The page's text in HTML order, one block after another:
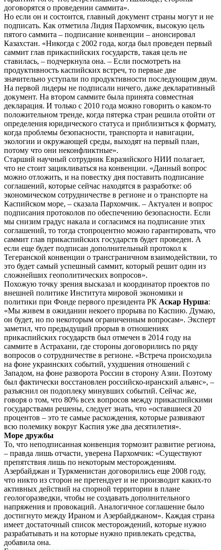
договорятся о проведении саммита».
Но если он и состоится, главный документ страны могут и не
подписать. Как отметила Лидия Пархомчик, высокую цель
пятого саммита – подписание конвенции – анонсировал
Казахстан. «Никогда с 2002 года, когда был проведен первый
саммит глав прикаспийских государств, такая цель не
ставилась, – подчеркнула она. – Если посмотреть на
продуктивность каспийских встреч, то первые две
значительно уступали по продуктивности последующим двум.
На первой лидеры не подписали ничего, даже декларативный
документ. На втором саммите была принята совместная
декларация. И только с 2010 года можно говорить о каком-то
положительном тренде, когда пятерка стран решила отойти от
определения юридического статуса и приблизиться к формату,
когда проблемы безопасности, транспорта и навигации,
экологии и окружающей среды, выходят на первый план,
потому что они неконфликтные».
Старший научный сотрудник Евразийского НИИ полагает,
что не стоит зацикливаться на конвенции. «Данный вопрос
можно отложить, и на повестку дня поставить подписание
соглашений, которые сейчас находятся в разработке: об
экономическом сотрудничестве в регионе и о транспорте на
Каспийском море, – сказала Пархомчик. – Актуален и вопрос
подписания протоколов по обеспечению безопасности. Если
мы снизим градус накала и согласимся на подписание этих
соглашений, то тогда стопроцентно можно гарантировать, что
саммит глав прикаспийских государств будет проведен. А
если еще будет подписан дополнительный протокол к
Тегеранской конвенции о трансграничном взаимодействии, то
это будет самый успешный саммит, который решит один из
сложнейших геополитических вопросов».
Похожую точку зрения высказал и координатор проектов по
внешней политике Института мировой экономики и
политики при Фонде первого президента РК Аскар Нурша:
«Мы живем в ожидании некоего прорыва по Каспию. Думаю,
он будет, но по некоторым ограниченным вопросам». Эксперт
заметил, что предыдущий прорыв в отношениях
прикаспийских государств был отмечен в 2014 году на
саммите в Астрахани, где стороны договорились по ряду
вопросов о сотрудничестве в регионе. «Встреча происходила
на фоне украинских событий, ухудшения отношений с
Западом, на фоне разворота России в сторону Азии. Поэтому
был фактически восстановлен российско-иранский альянс», –
разъяснил он подоплеку минувших событий. Сейчас же,
говоря о том, что 80% всех вопросов между прикаспийскими
государствами решены, следует знать, что «оставшиеся 20
процентов – это те самые расхождения, которые развивают
всю полемику вокруг Каспия уже два десятилетия».
Море дружбы
То, что неподписанная конвенция тормозит развитие региона,
– правда лишь отчасти, уверена Пархомчик: «Существуют
препятствия лишь по некоторым месторождениям.
Азербайджан и Туркменистан договорились еще 2008 году,
что никто из сторон не претендует и не производит каких-то
активных действий на спорной территории в плане
геологоразведки, чтобы не создавать дополнительного
напряжения и провокаций. Аналогичное соглашение было
достигнуто между Ираном и Азербайджаном». Каждая страна
имеет достаточный список месторождений, которые нужно
разрабатывать и на которые нужно привлекать средства,
добавила она.